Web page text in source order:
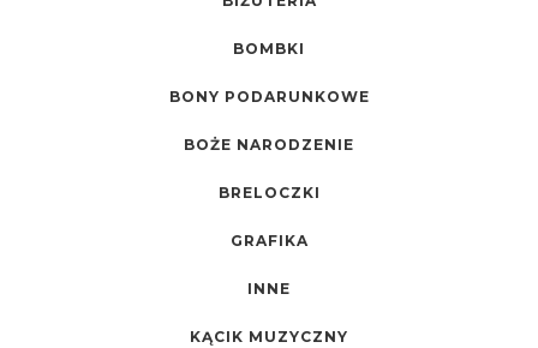
BOMBKI
BONY PODARUNKOWE
BOŻE NARODZENIE
BRELOCZKI
GRAFIKA
INNE
KĄCIK MUZYCZNY